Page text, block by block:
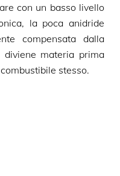
con un basso livello
la poca anidride
compensata dalla
diviene materia prima
stesso.